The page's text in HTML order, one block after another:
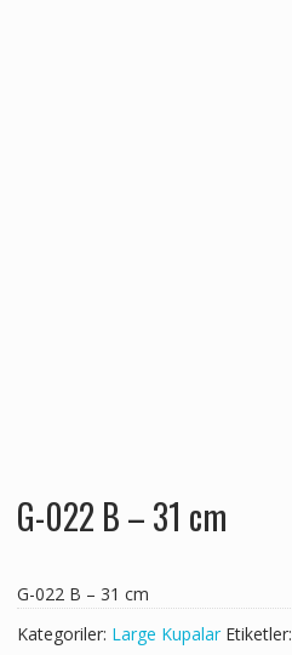
G-022 B – 31 cm
G-022 B – 31 cm
Kategoriler: Large Kupalar Etiketler: